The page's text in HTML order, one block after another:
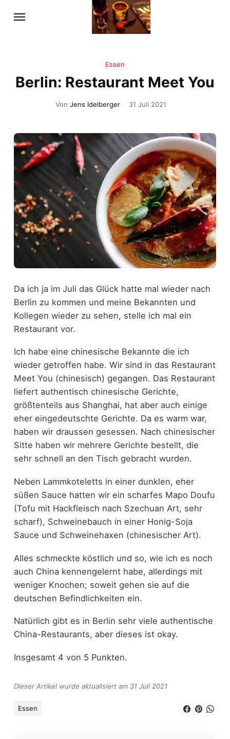
Essen
Berlin: Restaurant Meet You
VonJens Idelberger 31 Juli 2021
Da ich ja im Juli das Glück hatte mal wieder nach
Berlin zu kommen und meine Bekannten und
Kollegen wieder zu sehen, stelle ich mal ein
Restaurant vor.
Ich habe eine chinesische Bekannte die ich
wieder getroffen habe. Wir sind in das Restaurant
Meet You (chinesisch) gegangen. Das Restaurant
liefert authentisch chinesische Gerichte,
größtenteils aus Shanghai, hat aber auch einige
eher eingedeutschte Gerichte. Da es warm war,
haben wir draussen gesessen. Nach chinesischer
Sitte haben wir mehrere Gerichte bestellt, die
sehr schnell an den Tisch gebracht wurden.
Neben Lammkoteletts in einer dunklen, eher
süßen Sauce hatten wir ein scharfes Mapo Doufu
(Tofu mit Hackfleisch nach Szechuan Art, sehr
scharf), Schweinebauch in einer Honig-Soja
Sauce und Schweinehaxen (chinesischer Art).
Alles schmeckte köstlich und so, wie ich es noch
auch China kennengelernt habe, allerdings mit
weniger Knochen; soweit gehen sie auf die
deutschen Befindlichkeiten ein.
Natürlich gibt es in Berlin sehr viele authentische
China-Restaurants, aber dieses ist okay.
Insgesamt 4 von 5 Punkten.
Dieser Artikel wurde aktualisiert am 31 Juli 2021
Essen